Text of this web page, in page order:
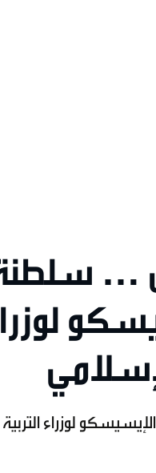
…